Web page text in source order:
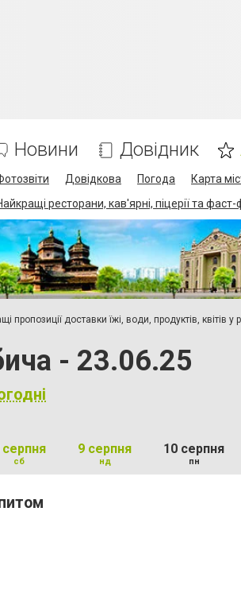
Новини Довідник
Довідкова Погода Карта
ресторани, кав'ярні, піцерії та
пропозиції доставки їжі, води, продуктів, квітів у
- 23.06.25
серпня
сб
9 серпня
нд
10 серпня
пн